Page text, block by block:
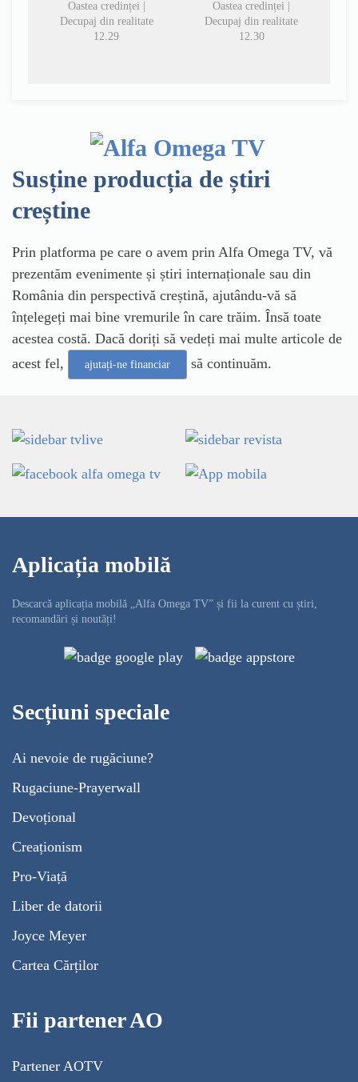
Oastea credinței |
Decupaj din realitate
12.29
Oastea credinței |
Decupaj din realitate
12.30
Susține producția de știri
creștine
Prin platforma pe care o avem prin Alfa Omega TV, vă
prezentăm evenimente și știri internaționale sau din
România din perspectivă creștină, ajutându-vă să
înțelegeți mai bine vremurile în care trăim. Însă toate
acestea costă. Dacă doriți să vedeți mai multe articole de
acest fel,
ajutați-ne financiar să continuăm.
Aplicația mobilă
Descarcă aplicația mobilă „Alfa Omega TV” și fii la curent cu știri,
recomandări și noutăți!
Secțiuni speciale
Ai nevoie de rugăciune?
Rugaciune-Prayerwall
Devoțional
Creaționism
Pro-Viață
Liber de datorii
Joyce Meyer
Cartea Cărților
Fii partener AO
Partener AOTV